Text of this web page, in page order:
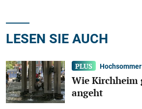
LESEN SIE AUCH
Hochsommer
Wie Kirchheim
angeht